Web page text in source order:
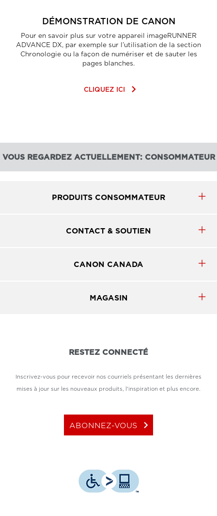
DÉMONSTRATION DE CANON
Pour en savoir plus sur votre appareil imageRUNNER
ADVANCE DX, par exemple sur l’utilisation de la section
Chronologie ou la façon de numériser et de sauter les
pages blanches.
CLIQUEZ ICI keyboard_arrow_right
VOUS REGARDEZ ACTUELLEMENT: CONSOMMATEUR
PRODUITS CONSOMMATEUR
CONTACT & SOUTIEN
CANON CANADA
MAGASIN
RESTEZ CONNECTÉ
Inscrivez-vous pour recevoir nos courriels présentant les dernières
mises à jour sur les nouveaux produits, l'inspiration et plus encore.
ABONNEZ-VOUS keyboard_arrow_right